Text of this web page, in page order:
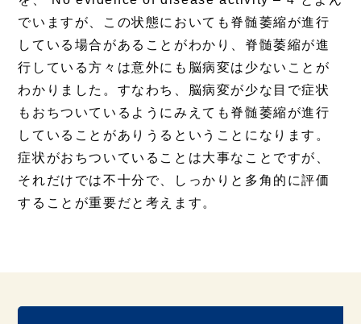
でいますが、この状態においても脊髄萎縮が進行
している場合があることがわかり、脊髄萎縮が進
行している方々は意外にも脳病変は少ないことが
わかりました。すなわち、脳病変が少な目で症状
もおちついているようにみえても脊髄萎縮が進行
していることがありうるということになります。
症状がおちついていることは大事なことですが、
それだけでは不十分で、しっかりと多角的に評価
することが重要だと考えます。